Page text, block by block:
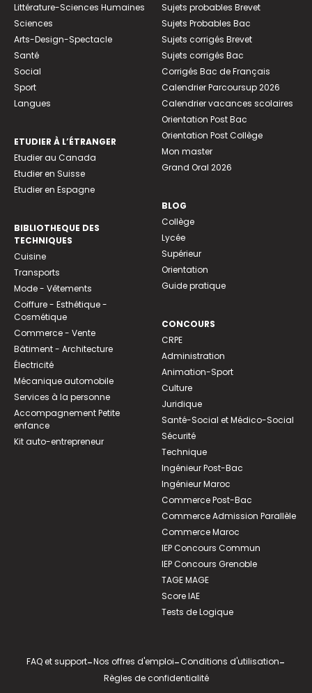
Littérature-Sciences Humaines
Sciences
Arts-Design-Spectacle
Santé
Social
Sport
Langues
ETUDIER À L’ÉTRANGER
Etudier au Canada
Etudier en Suisse
Etudier en Espagne
BIBLIOTHEQUE DES
TECHNIQUES
Cuisine
Transports
Mode - Vêtements
Coiffure - Esthétique -
Cosmétique
Commerce - Vente
Bâtiment - Architecture
Électricité
Mécanique automobile
Services à la personne
Accompagnement Petite
enfance
Kit auto-entrepreneur
Sujets probables Brevet
Sujets Probables Bac
Sujets corrigés Brevet
Sujets corrigés Bac
Corrigés Bac de Français
Calendrier Parcoursup 2026
Calendrier vacances scolaires
Orientation Post Bac
Orientation Post Collège
Mon master
Grand Oral 2026
BLOG
Collège
Lycée
Supérieur
Orientation
Guide pratique
CONCOURS
CRPE
Administration
Animation-Sport
Culture
Juridique
Santé-Social et Médico-Social
Sécurité
Technique
Ingénieur Post-Bac
Ingénieur Maroc
Commerce Post-Bac
Commerce Admission Parallèle
Commerce Maroc
IEP Concours Commun
IEP Concours Grenoble
TAGE MAGE
Score IAE
Tests de Logique
FAQ et support-Nos offres d'emploi-Conditions d'utilisation-
Règles de confidentialité